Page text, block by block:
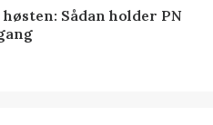
Sådan holder PN